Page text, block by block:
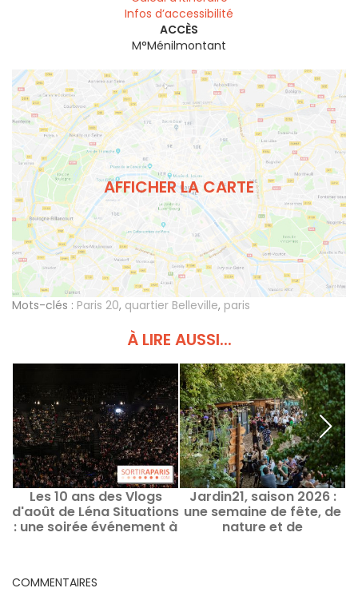
Infos d’accessibilité
ACCÈS
M°Ménilmontant
AFFICHER LA CARTE
Mots-clés : Paris 20, quartier Belleville, paris
À LIRE AUSSI...
Les 10 ans des Vlogs
d'août de Léna Situations
: une soirée événement à
Jardin21, saison 2026 :
une semaine de fête, de
nature et de
COMMENTAIRES